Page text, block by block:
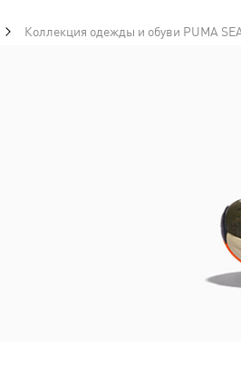
Коллекция одежды и обуви PUMA